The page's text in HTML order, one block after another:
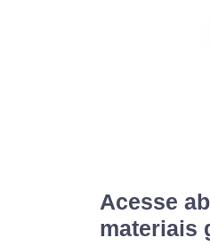
Acesse
materiais